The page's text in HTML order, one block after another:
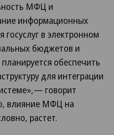
МФЦ и
информационных
госуслуг в электронном
бюджетов и
обеспечить
для интеграции
говорит
влияние МФЦ на
растет.